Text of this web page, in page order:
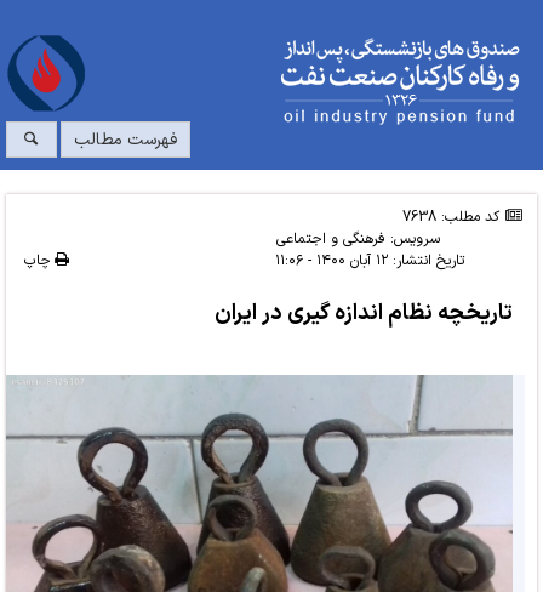
فهرست مطالب
کد مطلب: 7638
سرویس: فرهنگی و اجتماعی
تاریخ انتشار: ۱۲ آبان ۱۴۰۰ - ۱۱:۰۶ چاپ
تاریخچه نظام اندازه گیری در ایران